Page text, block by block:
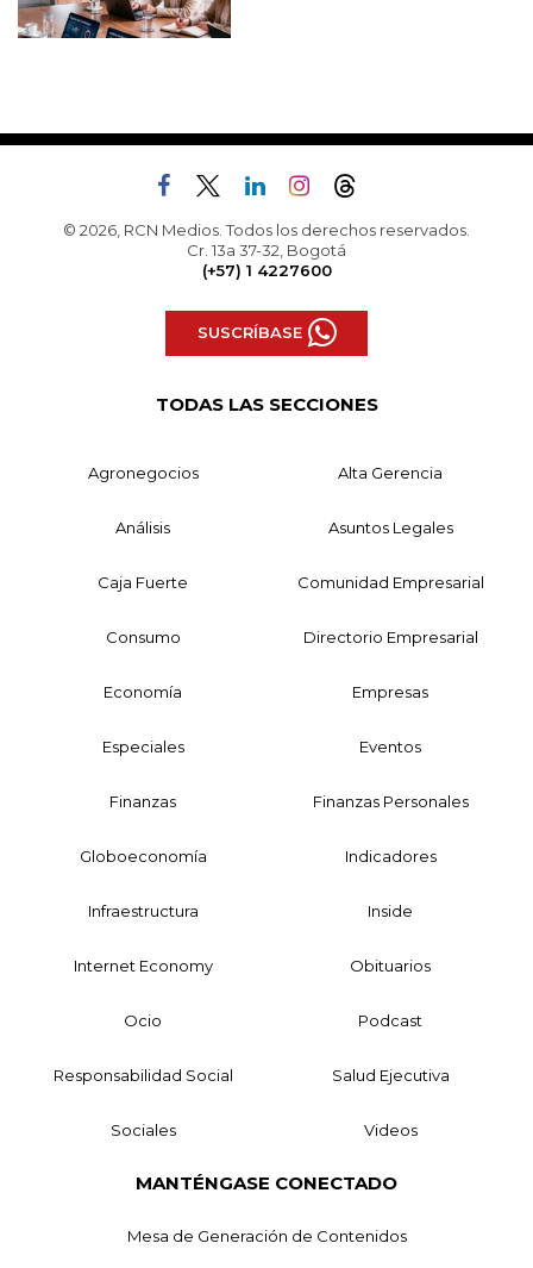
© 2026, RCN Medios. Todos los derechos reservados.
Cr. 13a 37-32, Bogotá
(+57) 1 4227600
SUSCRÍBASE
TODAS LAS SECCIONES
Agronegocios Alta Gerencia
Análisis Asuntos Legales
Caja Fuerte Comunidad Empresarial
Consumo Directorio Empresarial
Economía Empresas
Especiales Eventos
Finanzas Finanzas Personales
Globoeconomía Indicadores
Infraestructura Inside
Internet Economy Obituarios
Ocio Podcast
Responsabilidad Social Salud Ejecutiva
Sociales Videos
MANTÉNGASE CONECTADO
Mesa de Generación de Contenidos